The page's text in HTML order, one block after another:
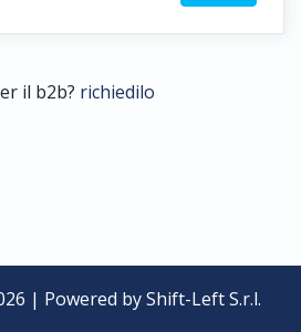
il b2b? richiedilo
| Powered byShift-Left S.r.l.